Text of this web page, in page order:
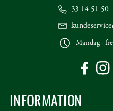
33 14 51 50
Mandag -
INFORMATION